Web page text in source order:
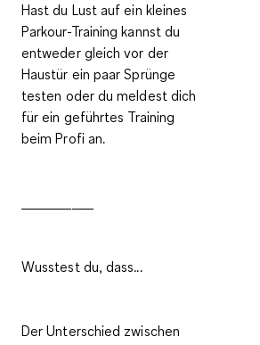
Hast du Lust auf ein kleines
Parkour-Training kannst du
entweder gleich vor der
Haustür ein paar Sprünge
testen oder du meldest dich
für ein geführtes Training
beim Profi an.
Wusstest du, dass...
Der Unterschied zwischen